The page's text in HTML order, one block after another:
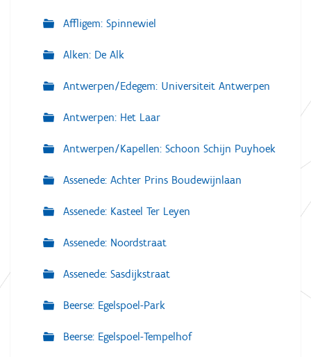
Affligem: Spinnewiel
Alken: De Alk
Antwerpen/Edegem: Universiteit Antwerpen
Antwerpen: Het Laar
Antwerpen/Kapellen: Schoon Schijn Puyhoek
Assenede: Achter Prins Boudewijnlaan
Assenede: Kasteel Ter Leyen
Assenede: Noordstraat
Assenede: Sasdijkstraat
Beerse: Egelspoel-Park
Beerse: Egelspoel-Tempelhof